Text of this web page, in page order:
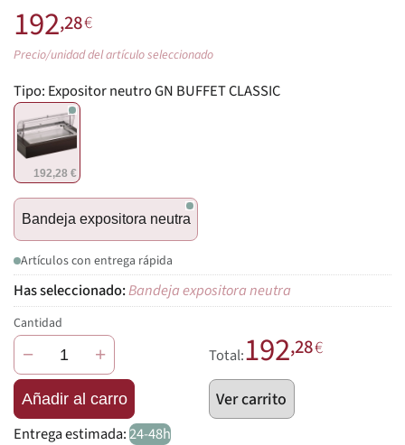
192,28€
Precio/unidad del artículo seleccionado
Tipo: Expositor neutro GN BUFFET CLASSIC
192,28 €
Bandeja expositora neutra
Artículos con entrega rápida
Bandeja expositora neutra
Cantidad
− +
Añadir al carro
Total:192,28€
Ver carrito
Entrega estimada:24-48h